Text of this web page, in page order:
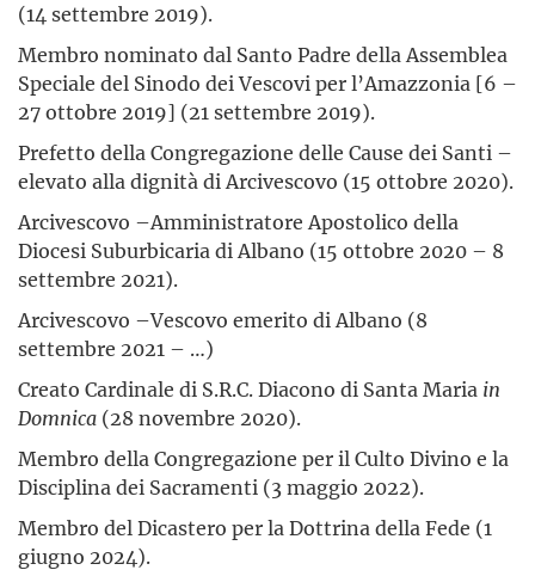
(14 settembre 2019).
Membro nominato dal Santo Padre della Assemblea
Speciale del Sinodo dei Vescovi per l’Amazzonia [6 –
27 ottobre 2019] (21 settembre 2019).
Prefetto della Congregazione delle Cause dei Santi –
elevato alla dignità di Arcivescovo (15 ottobre 2020).
Arcivescovo –Amministratore Apostolico della
Diocesi Suburbicaria di Albano (15 ottobre 2020 – 8
settembre 2021).
Arcivescovo –Vescovo emerito di Albano (8
settembre 2021 – …)
Creato Cardinale di S.R.C. Diacono di Santa Maria in
Domnica (28 novembre 2020).
Membro della Congregazione per il Culto Divino e la
Disciplina dei Sacramenti (3 maggio 2022).
Membro del Dicastero per la Dottrina della Fede (1
giugno 2024).